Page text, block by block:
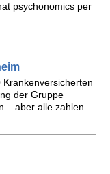
psychonomics per
der Gruppe
– aber alle zahlen